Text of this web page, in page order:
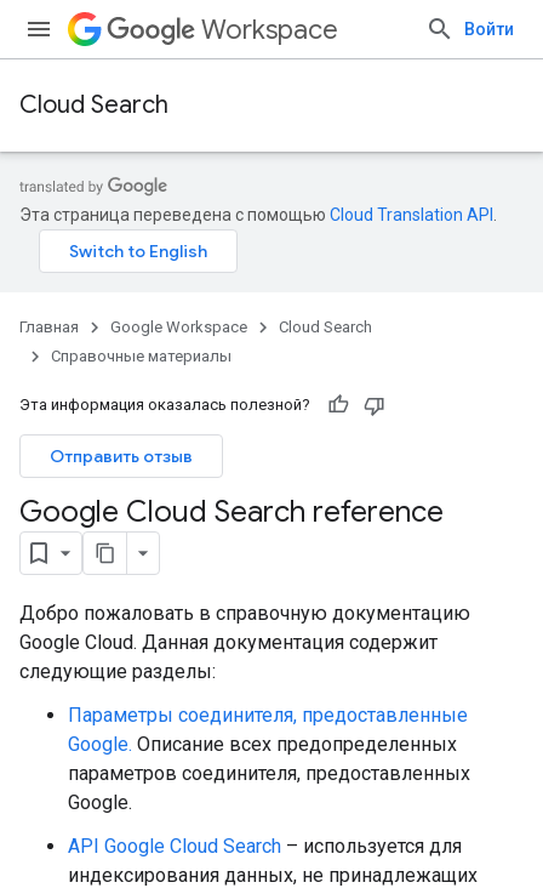
Workspace Войти
Cloud Search
Эта страница переведена с помощью Cloud Translation API
Главная Google Workspace
Cloud Search
Справочные материалы
Эта информация оказалась полезной?
Отправить отзыв
Google Cloud Search reference
Добро пожаловать в справочную документацию
Google Cloud. Данная документация содержит
следующие разделы:
Параметры соединителя, предоставленные
Google. Описание всех предопределенных
параметров соединителя, предоставленных
Google.
API Google Cloud Search – используется для
индексирования данных, не принадлежащих